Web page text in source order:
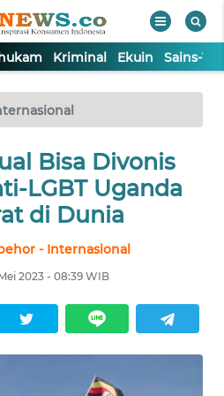
Kriminal Ekuin Sains-
Bisa Divonis
LGBT Uganda
di Dunia
- Internasional
2023 - 08:39 WIB